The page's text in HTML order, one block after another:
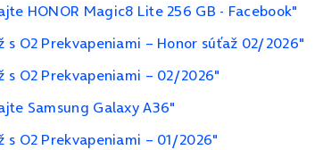
HONOR Magic8 Lite 256 GB - Facebook"
s O2 Prekvapeniami – Honor súťaž 02/2026"
s O2 Prekvapeniami – 02/2026"
Samsung Galaxy A36"
s O2 Prekvapeniami – 01/2026"